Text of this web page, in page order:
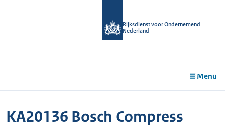
Rijksdienst voor Ondernemend
Nederland
Menu
KA20136 Bosch Compress